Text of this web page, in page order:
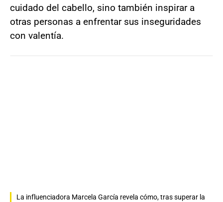
cuidado del cabello, sino también inspirar a
otras personas a enfrentar sus inseguridades
con valentía.
La influenciadora Marcela García revela cómo, tras superar la